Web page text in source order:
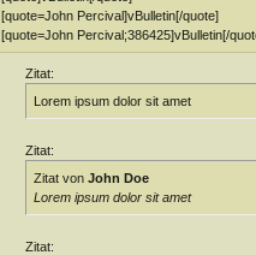
[quote=John Percival]vBulletin[/quote]
[quote=John Percival;386425]vBulletin[/
Zitat:
Lorem ipsum dolor sit amet
Zitat:
Zitat von John Doe
Lorem ipsum dolor sit amet
Zitat: